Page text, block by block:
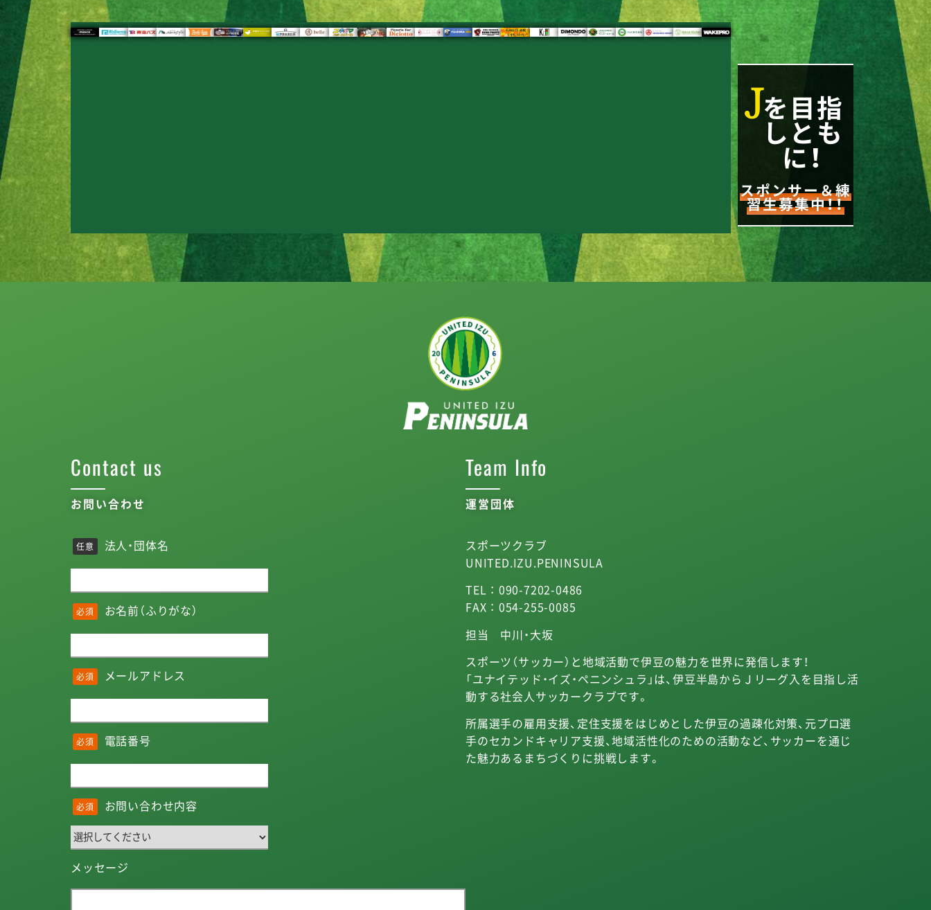
Jを目指
しとも
に！
スポンサー＆練
習生募集中！！
Contact us
お問い合わせ
任意 法人・団体名
必須 お名前（ふりがな）
必須 メールアドレス
必須 電話番号
必須 お問い合わせ内容
メッセージ
Team Info
運営団体
スポーツクラブ
UNITED.IZU.PENINSULA
TEL ： 090-7202-0486
FAX ： 054-255-0085
担当 中川・大坂
スポーツ（サッカー）と地域活動で伊豆の魅力を世界に発信します！
「ユナイテッド・イズ・ペニンシュラ」は、伊豆半島からＪリーグ入を目指し活
動する社会人サッカークラブです。
所属選手の雇用支援、定住支援をはじめとした伊豆の過疎化対策、元プロ選
手のセカンドキャリア支援、地域活性化のための活動など、サッカーを通じ
た魅力あるまちづくりに挑戦します。